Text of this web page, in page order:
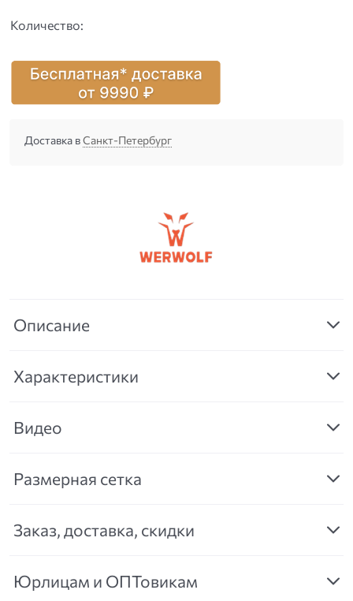
Количество:
Доставка вСанкт-Петербург
Описание
Характеристики
Видео
Размерная сетка
Заказ, доставка, скидки
Юрлицам и ОПТовикам